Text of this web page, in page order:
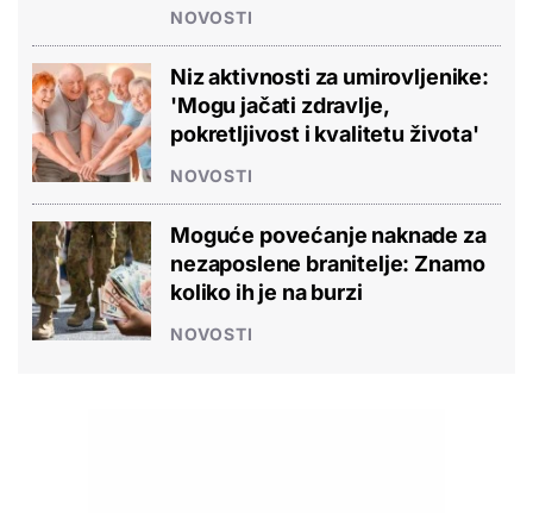
NOVOSTI
Niz aktivnosti za umirovljenike:
'Mogu jačati zdravlje,
pokretljivost i kvalitetu života'
NOVOSTI
Moguće povećanje naknade za
nezaposlene branitelje: Znamo
koliko ih je na burzi
NOVOSTI